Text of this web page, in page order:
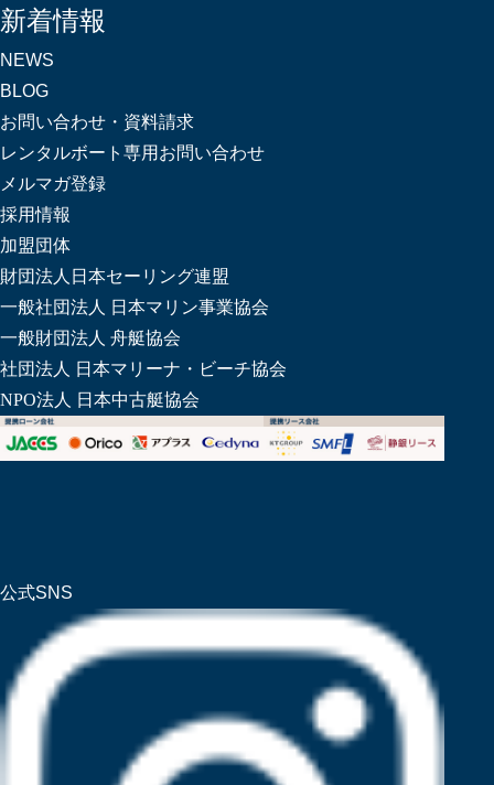
新着情報
NEWS
BLOG
お問い合わせ・資料請求
レンタルボート専用お問い合わせ
メルマガ登録
採用情報
加盟団体
財団法人日本セーリング連盟
一般社団法人 日本マリン事業協会
一般財団法人 舟艇協会
社団法人 日本マリーナ・ビーチ協会
NPO法人 日本中古艇協会
公式SNS